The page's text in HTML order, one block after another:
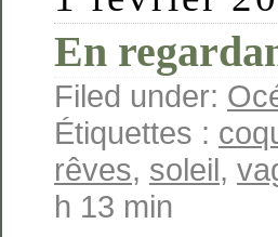
En
Filed under:
Étiquettes :
rêves, soleil,
h 13 min